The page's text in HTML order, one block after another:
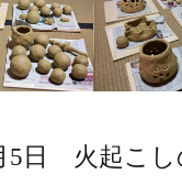
5日 火起こ